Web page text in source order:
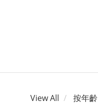
View All 按年齡